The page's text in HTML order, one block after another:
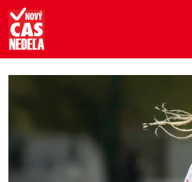
Nový čas Nedeľa